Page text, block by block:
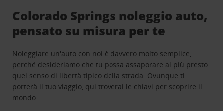
Colorado Springs noleggio auto,
pensato su misura per te
Noleggiare un'auto con noi è davvero molto semplice,
perché desideriamo che tu possa assaporare al più presto
quel senso di libertà tipico della strada. Ovunque ti
porterà il tuo viaggio, qui troverai le chiavi per scoprire il
mondo.